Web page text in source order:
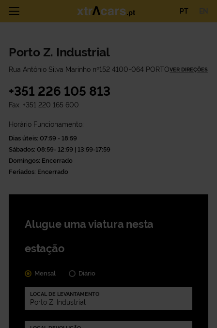
PT
Porto Z. Industrial
Rua António Silva Marinho nº152 4100-064 PORTOVER DIREÇÕES
+351 226 105 813
Fax. +351 220 165 600
Horário Funcionamento:
Dias úteis: 07:59 - 18:59
Sábados: 08:59- 12:59 | 13:59-17:59
Domingos: Encerrado
Feriados: Encerrado
Alugue uma viatura nesta
estação
Mensal Diário
LOCAL DE LEVANTAMENTO